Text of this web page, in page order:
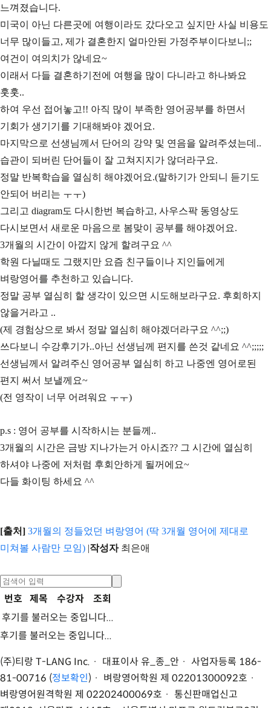
느껴졌습니다.
미국이 아닌 다른곳에 여행이라도 갔다오고 싶지만 사실 비용도
너무 많이들고, 제가 결혼한지 얼마안된 가정주부이다보니;;
여건이 여의치가 않네요~
이래서 다들 결혼하기전에 여행을 많이 다니라고 하나봐요
훗훗..
하여 우선 접어놓고!! 아직 많이 부족한 영어공부를 하면서
기회가 생기기를 기대해봐야 겠어요.
마지막으로 선생님께서 단어의 강약 및 연음을 알려주셨는데..
습관이 되버린 단어들이 잘 고쳐지지가 않더라구요.
정말 반복학습을 열심히 해야겠어요.(말하기가 안되니 듣기도
안되어 버리는 ㅜㅜ)
그리고 diagram도 다시한번 복습하고, 사우스팍 동영상도
다시보면서 새로운 마음으로 봄맞이 공부를 해야겠어요.
3개월의 시간이 아깝지 않게 할려구요 ^^
학원 다닐때도 그랬지만 요즘 친구들이나 지인들에게
벼랑영어를 추천하고 있습니다.
정말 공부 열심히 할 생각이 있으면 시도해보라구요. 후회하지
않을거라고 ..
(제 경험상으로 봐서 정말 열심히 해야겠더라구요 ^^;;)
쓰다보니 수강후기가..아닌 선생님께 편지를 쓴것 같네요 ^^;;;;;
선생님께서 알려주신 영어공부 열심히 하고 나중엔 영어로된
편지 써서 보낼께요~
(전 영작이 너무 어려워요 ㅜㅜ)
p.s : 영어 공부를 시작하시는 분들께..
3개월의 시간은 금방 지나가는거 아시죠?? 그 시간에 열심히
하셔야 나중에 저처럼 후회안하게 될꺼에요~
다들 화이팅 하세요 ^^
[출처] 3개월의 정들었던 벼랑영어 (딱 3개월 영어에 제대로
미쳐볼 사람만 모임) |작성자최은애
번호 제목 수강자
조회
후기를 불러오는 중입니다...
후기를 불러오는 중입니다...
(주)티랑 T-LANG Inc. · 대표이사 유_종_안 · 사업자등록 186-
81-00716 (정보확인) · 벼랑영어학원 제 02201300092호 ·
벼랑영어원격학원 제 02202400069호 · 통신판매업신고